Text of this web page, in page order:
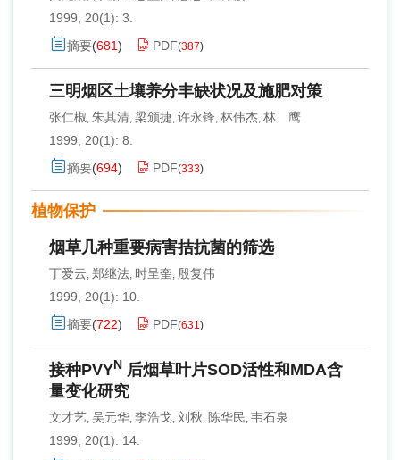
1999, 20(1): 3.
摘要(681) PDF(387)
三明烟区土壤养分丰缺状况及施肥对策
张仁椒, 朱其清, 梁颁捷, 许永锋, 林伟杰, 林 鹰
1999, 20(1): 8.
摘要(694) PDF(333)
植物保护
烟草几种重要病害拮抗菌的筛选
丁爱云, 郑继法, 时呈奎, 殷复伟
1999, 20(1): 10.
摘要(722) PDF(631)
接种PVYN 后烟草叶片SOD活性和MDA含
量变化研究
文才艺, 吴元华, 李浩戈, 刘秋, 陈华民, 韦石泉
1999, 20(1): 14.